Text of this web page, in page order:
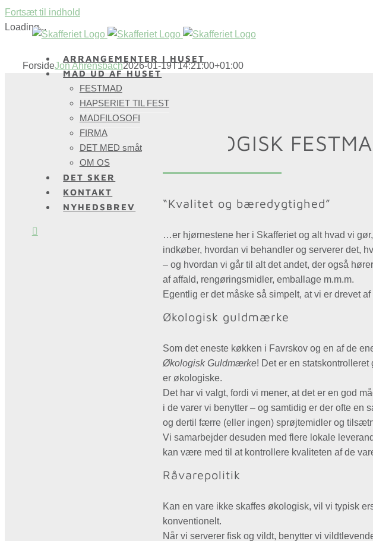
Fortsæt til indhold
ARRANGEMENTER I HUSET
MAD UD AF HUSET
FESTMAD
HAPSERIET TIL FEST
MADFILOSOFI
FIRMA
DET MED småt
OM OS
DET SKER
KONTAKT
NYHEDSBREV
Loading...
ForsideJon Ahrensbach2026-01-19T14:21:00+01:00
ØKOLOGISK
“Kvalitet og bæredygtighed”
…er hjørnestene her i Skafferiet og alt hvad vi
indkøber, hvordan vi behandler og serverer det,
– og hvordan vi går til alt det andet, der også
af affald, rengøringsmidler, emballage m.m.m.
Egentlig er det måske så simpelt, at vi er drevet
Økologisk guldmærke
Som det eneste køkken i Favrskov og en af de
Økologisk Guldmærke! Det er en statskontrolleret
er økologiske.
Det har vi valgt, fordi vi mener, at det er en god
i de varer vi benytter – og samtidig er der ofte
og dertil færre (eller ingen) sprøjtemidler og
Vi samarbejder desuden med flere lokale
kan være med til at kontrollere kvaliteten af de
Råvarepolitik
Kan en vare ikke skaffes økologisk, vil vi typisk
konventionelt.
Når vi serverer fisk og vildt, benytter vi